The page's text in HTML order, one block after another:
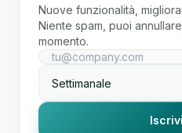
Nuove funzionalità,
Niente spam, puoi
momento.